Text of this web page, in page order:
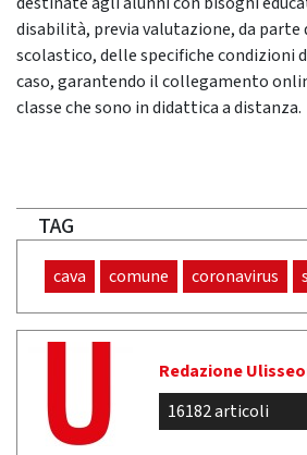
disabilità, previa valutazione, da
scolastico, delle specifiche condizioni
caso, garantendo il collegamento
classe che sono in didattica a distanza.
TAG
cava comune coronavirus
Redazione
16182 articoli